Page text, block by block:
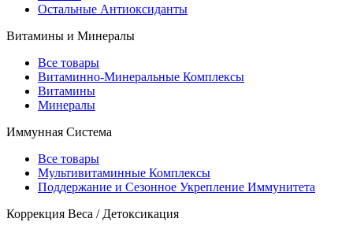
Остальные Антиоксиданты
Витамины и Минералы
Все товары
Витаминно-Минеральные Комплексы
Витамины
Минералы
Иммунная Система
Все товары
Мультивитаминные Комплексы
Поддержание и Сезонное Укрепление Иммунитета
Коррекция Веса / Детоксикация